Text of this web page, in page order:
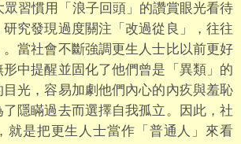
眾習慣用「浪子回頭」的讚賞眼光看待
究發現過度關注「改過從良」，往往
當社會不斷強調更生人士比以前更好
中提醒並固化了他們曾是「異類」的
光，容易加劇他們內心的內疚與羞恥
隱瞞過去而選擇自我孤立。因此，社
就是把更生人士當作「普通人」來看